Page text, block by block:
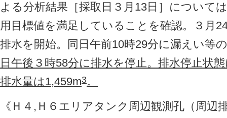
よる分析結果［採取日３月13日］について
用目標値を満足していることを確認。３月
排水を開始。同日午前10時29分に漏えい等
日午後３時58分に排水を停止。排水停止状
排水量は1,459m3。
《Ｈ４,Ｈ６エリアタンク周辺観測孔（周辺